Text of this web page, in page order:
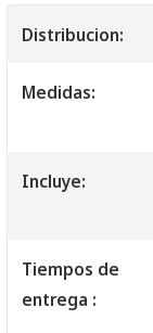
Distribucion:
Medidas:
Incluye:
Tiempos de
entrega :